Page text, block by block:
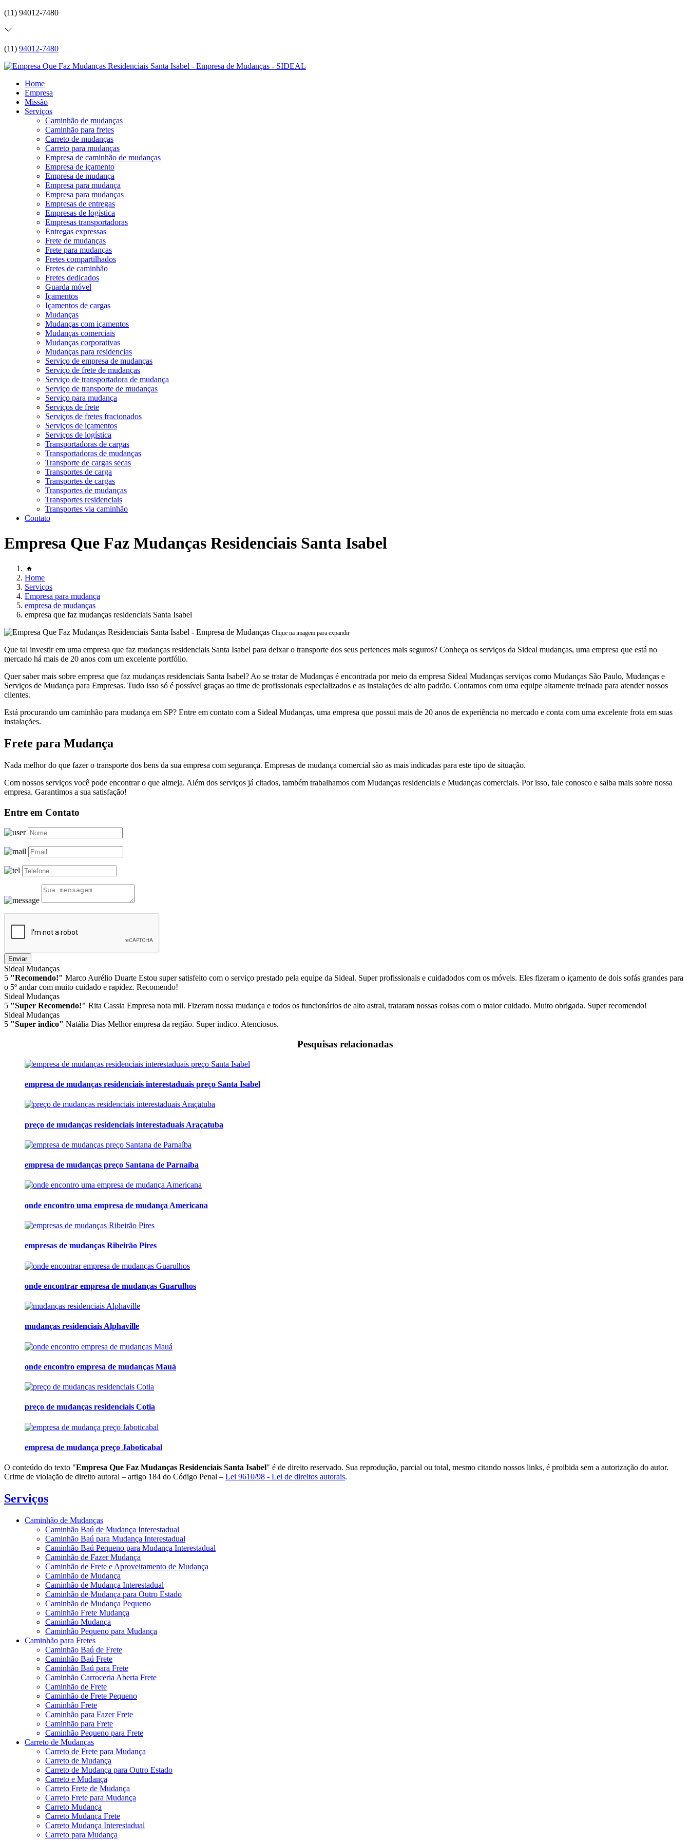
(11) 94012-7480
(11) 94012-7480
Home
Empresa
Missão
Serviços
Caminhão de mudanças
Caminhão para fretes
Carreto de mudanças
Carreto para mudanças
Empresa de caminhão de mudanças
Empresa de içamento
Empresa de mudança
Empresa para mudança
Empresa para mudanças
Empresas de entregas
Empresas de logística
Empresas transportadoras
Entregas expressas
Frete de mudanças
Frete para mudanças
Fretes compartilhados
Fretes de caminhão
Fretes dedicados
Guarda móvel
Içamentos
Içamentos de cargas
Mudanças
Mudanças com içamentos
Mudanças comerciais
Mudanças corporativas
Mudanças para residencias
Serviço de empresa de mudanças
Serviço de frete de mudanças
Serviço de transportadora de mudança
Serviço de transporte de mudanças
Serviço para mudança
Serviços de frete
Serviços de fretes fracionados
Serviços de içamentos
Serviços de logística
Transportadoras de cargas
Transportadoras de mudanças
Transporte de cargas secas
Transportes de carga
Transportes de cargas
Transportes de mudanças
Transportes residenciais
Transportes via caminhão
Contato
Empresa Que Faz Mudanças Residenciais Santa Isabel
Home
Serviços
Empresa para mudança
empresa de mudanças
empresa que faz mudanças residenciais Santa Isabel
Clique na imagem para expandir
Que tal investir em uma empresa que faz mudanças residenciais Santa Isabel para deixar o transporte dos seus pertences mais seguros? Conheça os serviços da Sideal mudanças, uma empresa que está no
mercado há mais de 20 anos com um excelente portfólio.
Quer saber mais sobre empresa que faz mudanças residenciais Santa Isabel? Ao se tratar de Mudanças é encontrada por meio da empresa Sideal Mudanças serviços como Mudanças São Paulo, Mudanças e
Serviços de Mudança para Empresas. Tudo isso só é possível graças ao time de profissionais especializados e as instalações de alto padrão. Contamos com uma equipe altamente treinada para atender nossos
clientes.
Está procurando um caminhão para mudança em SP? Entre em contato com a Sideal Mudanças, uma empresa que possui mais de 20 anos de experiência no mercado e conta com uma excelente frota em suas
instalações.
Frete para Mudança
Nada melhor do que fazer o transporte dos bens da sua empresa com segurança. Empresas de mudança comercial são as mais indicadas para este tipo de situação.
Com nossos serviços você pode encontrar o que almeja. Além dos serviços já citados, também trabalhamos com Mudanças residenciais e Mudanças comerciais. Por isso, fale conosco e saiba mais sobre nossa
empresa. Garantimos a sua satisfação!
Entre em Contato
Enviar
Sideal Mudanças
5 "Recomendo!" Marco Aurélio Duarte Estou super satisfeito com o serviço prestado pela equipe da Sideal. Super profissionais e cuidadodos com os móveis. Eles fizeram o içamento de dois sofás grandes para
o 5º andar com muito cuidado e rapidez. Recomendo!
Sideal Mudanças
5 "Super Recomendo!" Rita Cassia Empresa nota mil. Fizeram nossa mudança e todos os funcionários de alto astral, trataram nossas coisas com o maior cuidado. Muito obrigada. Super recomendo!
Sideal Mudanças
5 "Super indico" Natália Dias Melhor empresa da região. Super indico. Atenciosos.
Pesquisas relacionadas
empresa de mudanças residenciais interestaduais preço Santa Isabel
preço de mudanças residenciais interestaduais Araçatuba
empresa de mudanças preço Santana de Parnaíba
onde encontro uma empresa de mudança Americana
empresas de mudanças Ribeirão Pires
onde encontrar empresa de mudanças Guarulhos
mudanças residenciais Alphaville
onde encontro empresa de mudanças Mauá
preço de mudanças residenciais Cotia
empresa de mudança preço Jaboticabal
O conteúdo do texto "Empresa Que Faz Mudanças Residenciais Santa Isabel" é de direito reservado. Sua reprodução, parcial ou total, mesmo citando nossos links, é proibida sem a autorização do autor.
Crime de violação de direito autoral – artigo 184 do Código Penal – Lei 9610/98 - Lei de direitos autorais.
Serviços
Caminhão de Mudanças
Caminhão Baú de Mudança Interestadual
Caminhão Baú para Mudança Interestadual
Caminhão Baú Pequeno para Mudança Interestadual
Caminhão de Fazer Mudança
Caminhão de Frete e Aproveitamento de Mudança
Caminhão de Mudança
Caminhão de Mudança Interestadual
Caminhão de Mudança para Outro Estado
Caminhão de Mudança Pequeno
Caminhão Frete Mudança
Caminhão Mudança
Caminhão Pequeno para Mudança
Caminhão para Fretes
Caminhão Baú de Frete
Caminhão Baú Frete
Caminhão Baú para Frete
Caminhão Carroceria Aberta Frete
Caminhão de Frete
Caminhão de Frete Pequeno
Caminhão Frete
Caminhão para Fazer Frete
Caminhão para Frete
Caminhão Pequeno para Frete
Carreto de Mudanças
Carreto de Frete para Mudança
Carreto de Mudança
Carreto de Mudança para Outro Estado
Carreto e Mudança
Carreto Frete de Mudança
Carreto Frete para Mudança
Carreto Mudança
Carreto Mudança Frete
Carreto Mudança Interestadual
Carreto para Mudança